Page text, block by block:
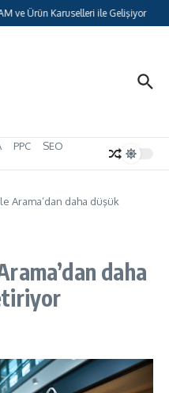
ve Ürün Karuselleri ile Gelişiyor
PPC
SEO
Arama’dan daha düşük
daha